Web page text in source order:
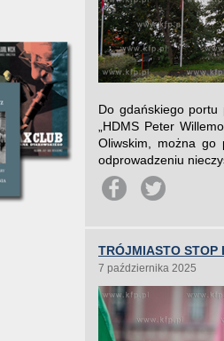
Do gdańskiego portu
„HDMS Peter
Oliwskim, można go
odprowadzeniu
TRÓJMIASTO STOP
7 października 2025